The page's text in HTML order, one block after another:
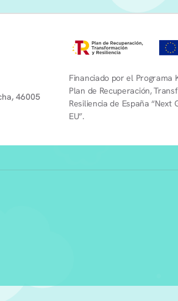
46005
Financiado por el Programa
Plan de Recuperación,
Resiliencia de España “Next
EU”.